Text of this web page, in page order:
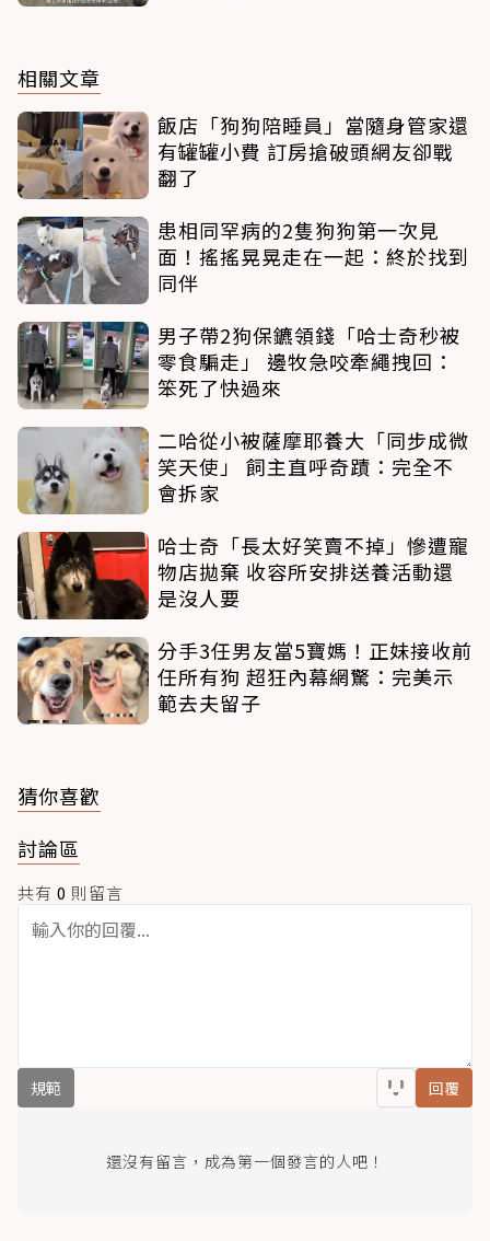
相關文章
飯店「狗狗陪睡員」當隨身管家還
有罐罐小費 訂房搶破頭網友卻戰
翻了
患相同罕病的2隻狗狗第一次見
面！搖搖晃晃走在一起：終於找到
同伴
男子帶2狗保鑣領錢「哈士奇秒被
零食騙走」 邊牧急咬牽繩拽回：
笨死了快過來
二哈從小被薩摩耶養大「同步成微
笑天使」 飼主直呼奇蹟：完全不
會拆家
哈士奇「長太好笑賣不掉」慘遭寵
物店拋棄 收容所安排送養活動還
是沒人要
分手3任男友當5寶媽！正妹接收前
任所有狗 超狂內幕網驚：完美示
範去夫留子
猜你喜歡
討論區
共有 0 則留言
規範 回覆
還沒有留言，成為第一個發言的人吧！